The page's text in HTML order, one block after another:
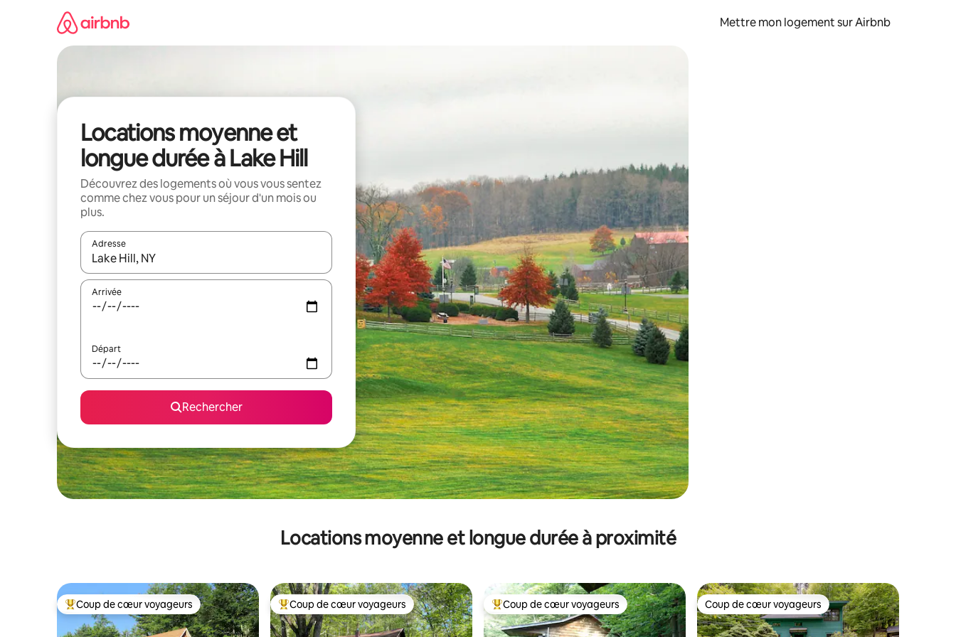
Mettre mon logement sur Airbnb
Locations moyenne et
longue durée à Lake Hill
Découvrez des logements où vous vous sentez
comme chez vous pour un séjour d'un mois ou
plus.
Adresse
Lorsque les résultats s'affichent, utilisez les flèches vers le haut et vers le bas pour les parcourir ou en appuyant et en faisant glisser.
Arrivée
Départ
Rechercher
Locations moyenne et longue durée à proximité
Coups de cœur voyageurs les plus appréciés
Coup de cœur voyageurs Coups de cœur voyageurs les plus appréciés
Coup de cœur voyageurs Coups de cœur voyageurs les plus appréciés
Coup de cœur voyageurs Coup de cœur voyageurs
Coup de cœur voyageurs